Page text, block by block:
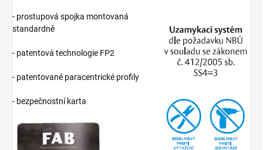
- prostupová spojka montovaná
standardně
- patentová technologie FP2
- patentované paracentrické profily
- bezpečnostní karta